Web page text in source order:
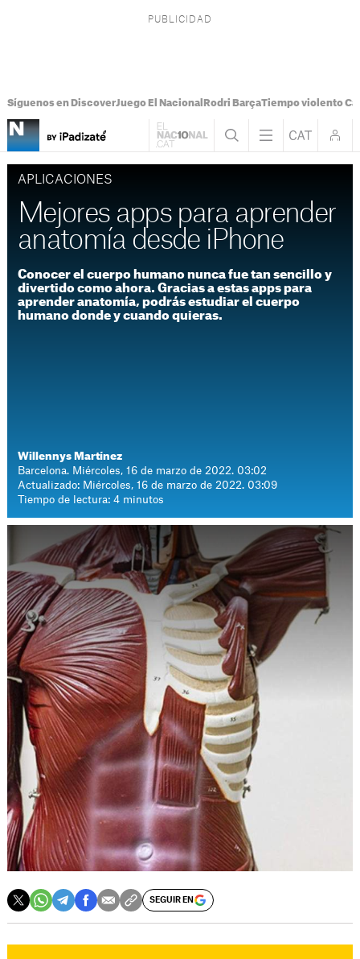
Síguenos en DiscoverJuego El Nacional Rodri BarçaTiempo violento
APLICACIONES
Mejores apps para aprender
anatomía desde iPhone
Conocer el cuerpo humano nunca fue tan sencillo y
divertido como ahora. Gracias a estas apps para
aprender anatomía, podrás estudiar el cuerpo
humano donde y cuando quieras.
Willennys Martínez
Barcelona. Miércoles, 16 de marzo de 2022. 03:02
Actualizado: Miércoles, 16 de marzo de 2022. 03:09
Tiempo de lectura: 4 minutos
SEGUIR EN